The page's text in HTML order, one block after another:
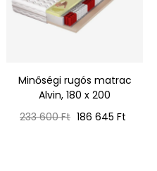
Minőségi rugós matrac
Alvin, 180 x 200
Normál
233 600 Ft Ár
186 645 Ft